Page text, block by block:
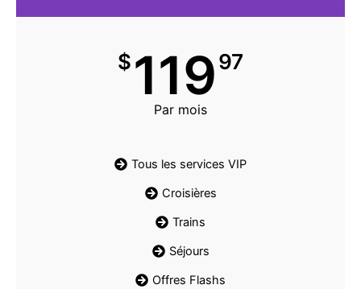
$11997
Par mois
Tous les services VIP
Croisières
Trains
Séjours
Offres Flashs